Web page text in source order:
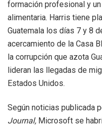
formación profesional y
alimentaria. Harris tiene
Guatemala los días 7 y 8
acercamiento de la Casa
la corrupción que azota
lideran las llegadas de
Estados Unidos.
Según noticias publicada
Journal, Microsoft se